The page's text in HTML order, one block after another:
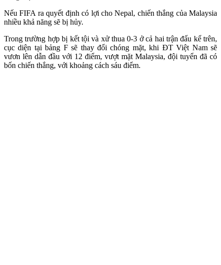
Nếu FIFA ra quyết định có lợi cho Nepal, chiến thắng của Malaysia
nhiều khả năng sẽ bị hủy.
Trong trường hợp bị kết tội và xử thua 0-3 ở cả hai trận đấu kể trên,
cục diện tại bảng F sẽ thay đổi chóng mặt, khi ĐT Việt Nam sẽ
vươn lên dẫn đầu với 12 điểm, vượt mặt Malaysia, đội tuyển đã có
bốn chiến thắng, với khoảng cách sáu điểm.